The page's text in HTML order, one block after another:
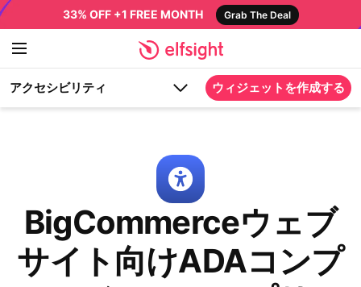
33% OFF +1 FREE MONTH Grab The Deal
アクセシビリティ ウィジェットを作成する
BigCommerceウェブ
サイト向けADAコンプ